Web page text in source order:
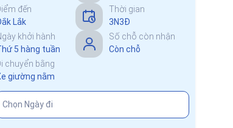
đến
Lắk
Thời gian
3N3Đ
khởi hành
5 hàng tuần
Số chỗ còn nhận
Còn chỗ
chuyển bằng
giường nằm